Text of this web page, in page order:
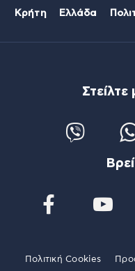
Κρήτη Ελλάδα
Στείλτε
Πολιτική Cookies